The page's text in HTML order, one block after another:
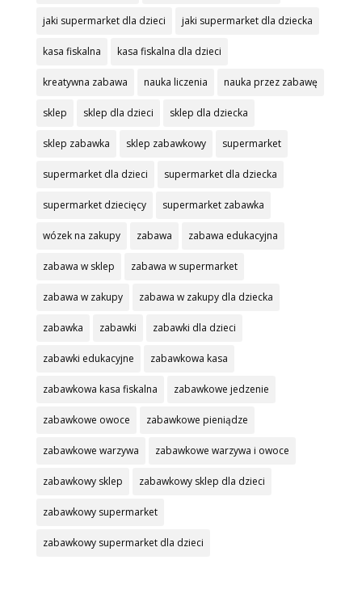
jaki supermarket dla dzieci jaki supermarket dla dziecka
kasa fiskalna kasa fiskalna dla dzieci
kreatywna zabawa nauka liczenia nauka przez zabawę
sklep sklep dla dzieci sklep dla dziecka
sklep zabawka sklep zabawkowy supermarket
supermarket dla dzieci supermarket dla dziecka
supermarket dziecięcy supermarket zabawka
wózek na zakupy zabawa zabawa edukacyjna
zabawa w sklep zabawa w supermarket
zabawa w zakupy zabawa w zakupy dla dziecka
zabawka zabawki zabawki dla dzieci
zabawki edukacyjne zabawkowa kasa
zabawkowa kasa fiskalna zabawkowe jedzenie
zabawkowe owoce zabawkowe pieniądze
zabawkowe warzywa zabawkowe warzywa i owoce
zabawkowy sklep zabawkowy sklep dla dzieci
zabawkowy supermarket
zabawkowy supermarket dla dzieci